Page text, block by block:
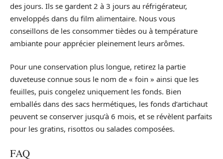
des jours. Ils se gardent 2 à 3 jours au réfrigérateur,
enveloppés dans du film alimentaire. Nous vous
conseillons de les consommer tièdes ou à température
ambiante pour apprécier pleinement leurs arômes.
Pour une conservation plus longue, retirez la partie
duveteuse connue sous le nom de « foin » ainsi que les
feuilles, puis congelez uniquement les fonds. Bien
emballés dans des sacs hermétiques, les fonds d’artichaut
peuvent se conserver jusqu’à 6 mois, et se révèlent parfaits
pour les gratins, risottos ou salades composées.
FAQ